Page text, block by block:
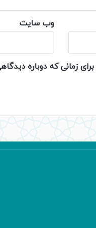
وب‌ سایت
زمانی که دوباره